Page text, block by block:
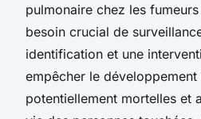
pulmonaire chez les
besoin crucial de
identification et une
empêcher le
potentiellement mortelles et